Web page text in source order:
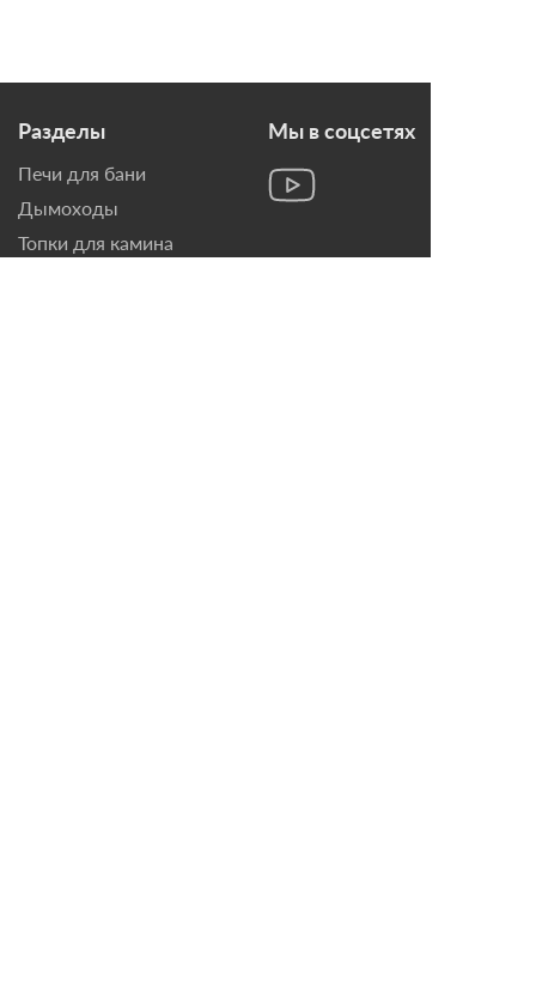
Разделы
Печи для бани
Дымоходы
Топки для камина
Мы в соцсетях